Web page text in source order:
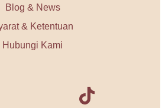
Blog & News
& Ketentuan
Hubungi Kami